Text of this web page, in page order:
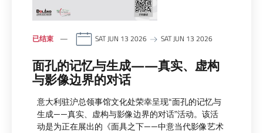
已结束 SAT JUN 13 2026 SAT JUN 13 2026
面孔的记忆与生成——真实、虚构
与影像边界的对话
意大利驻沪总领事馆文化处荣幸呈现“面孔的记忆与
生成——真实、虚构与影像边界的对话”活动。该活
动是为正在展出的《面具之下——中意当代影像艺术